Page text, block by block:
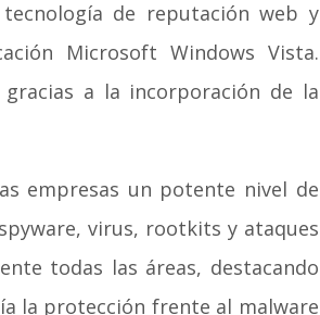
de reputación web y
Microsoft Windows Vista.
a la incorporación de la
empresas un potente nivel de
virus, rootkits y ataques
todas las áreas, destacando
la protección frente al malware